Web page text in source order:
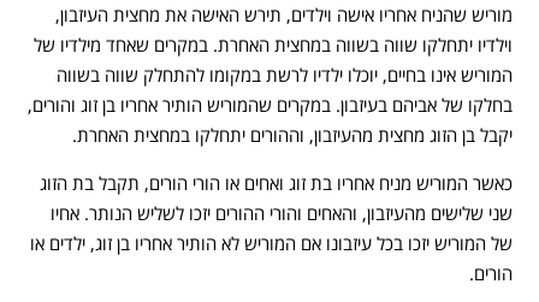
מוריש שהניח אחריו אישה וילדים, תירש האישה את מחצית העיזבון,
וילדיו יתחלקו שווה בשווה במחצית האחרת. במקרים שאחד מילדיו של
המוריש אינו בחיים, יוכלו ילדיו לרשת במקומו להתחלק שווה בשווה
בחלקו של אביהם בעיזבון. במקרים שהמוריש הותיר אחריו בן זוג והורים,
יקבל בן הזוג מחצית מהעיזבון, וההורים יתחלקו במחצית האחרת.
כאשר המוריש מניח אחריו בת זוג ואחים או הורי הורים, תקבל בת הזוג
שני שלישים מהעיזבון, והאחים והורי ההורים יזכו לשליש הנותר. אחיו
של המוריש יזכו בכל עיזבונו אם המוריש לא הותיר אחריו בן זוג, ילדים או
הורים.